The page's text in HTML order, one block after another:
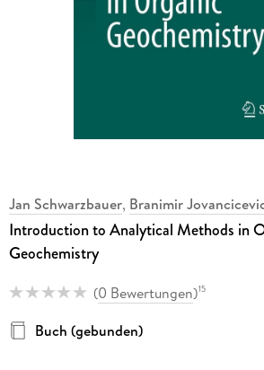
Jan Schwarzbauer, Branimir
Introduction to Analytical Methods in
Geochemistry
(0 Bewertungen)15
Buch (gebunden)